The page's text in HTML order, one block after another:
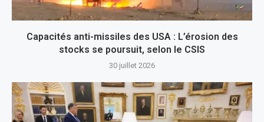
Capacités anti-missiles des USA : L’érosion des
stocks se poursuit, selon le CSIS
30 juillet 2026